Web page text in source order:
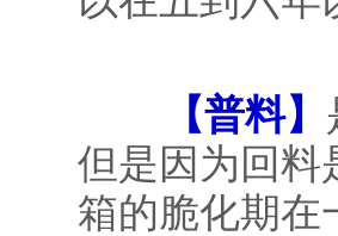
【普料】
但是因为回料
箱的脆化期在